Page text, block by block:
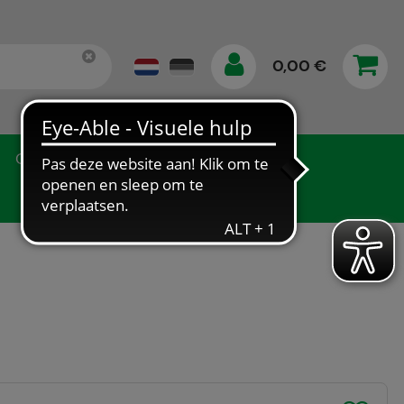
0,00 €
Gegevensbescherming